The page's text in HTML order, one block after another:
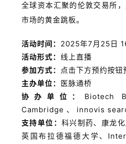
全球资本汇聚的伦敦交易所
市场的黄金跳板。
活动时间： 2025年7月25日
活动形式： 线上直播
参加方式： 点击下方预约按钮
主办单位：
医脉通桥
协办单位： Biotech
Cambridge 、 innovis
支持单位： 科兴制药、康龙
英国布拉德福德大学、